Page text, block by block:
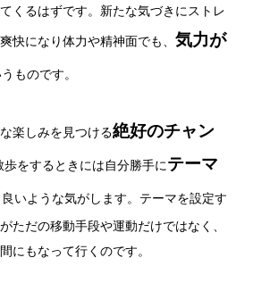
くるはずです。新たな気づきにストレ
快になり体力や精神面でも、 気力が
ものです。
楽しみを見つける絶好のチャン
をするときには自分勝手にテーマ
いような気がします。テーマを設定す
ただの移動手段や運動だけではなく、
にもなって行くのです。